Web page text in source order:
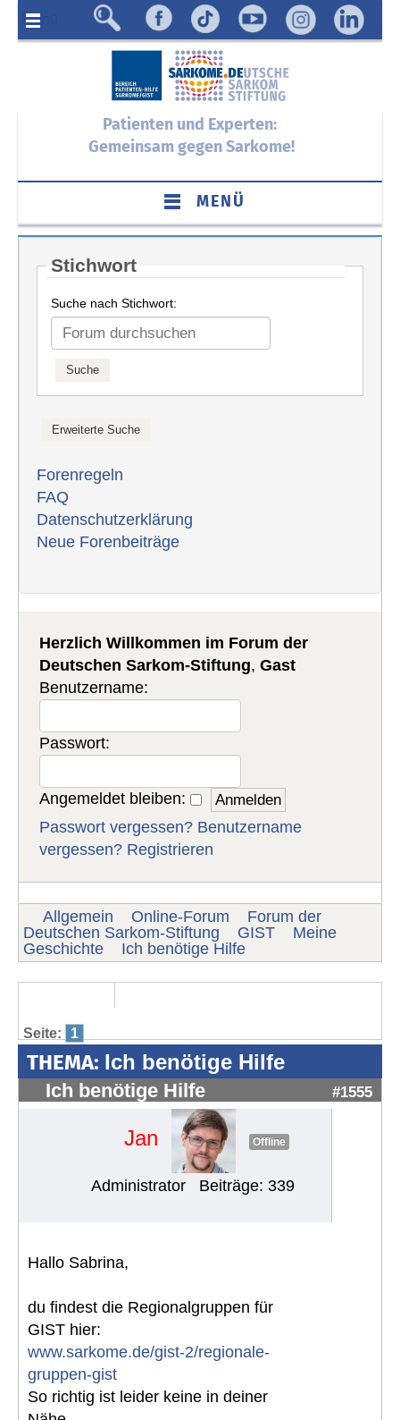
Menü
Patienten und Experten:
Gemeinsam gegen Sarkome!
MENÜ
Stichwort
Suche nach Stichwort:
Forenregeln
FAQ
Datenschutzerklärung
Neue Forenbeiträge
Herzlich Willkommen im Forum der
Deutschen Sarkom-Stiftung,Gast
Benutzername:
Passwort:
Angemeldet bleiben:
Passwort vergessen? Benutzername
vergessen? Registrieren
Allgemein Online-Forum
Forum der
Deutschen Sarkom-Stiftung
GIST
Meine
Geschichte
Ich benötige Hilfe
Seite: 1
THEMA: Ich benötige Hilfe
Ich benötige Hilfe #1555
Jan Offline
Administrator Beiträge: 339
Hallo Sabrina,
du findest die Regionalgruppen für
GIST hier:
www.sarkome.de/gist-2/regionale-
gruppen-gist
So richtig ist leider keine in deiner